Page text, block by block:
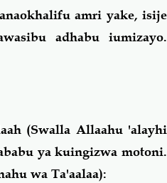
amri yake, isije
adhabu iumizayo.
(Swalla Allaahu 'alayhi
ya kuingizwa motoni.
wa Ta'aalaa):